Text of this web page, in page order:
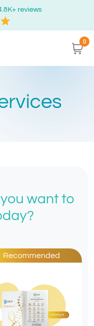
reviews
0
want to
Recommended